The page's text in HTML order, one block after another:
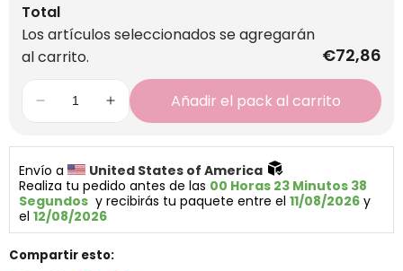
Total
Los artículos seleccionados se agregarán
al carrito.
€72,86
Añadir el pack al carrito
Envío a
United States of America
Realiza tu pedido antes de las 00 Horas 23 Minutos 38
Segundos
  y recibirás tu paquete entre el
11/08/2026 y
el 12/08/2026
Compartir esto: